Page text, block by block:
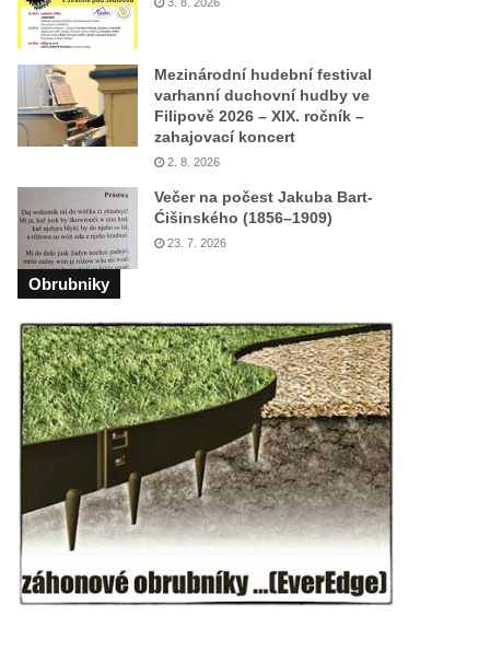
Mezinárodní hudební festival
varhanní duchovní hudby ve
Filipově 2026 – XIX. ročník –
zahajovací koncert
2. 8. 2026
Večer na počest Jakuba Bart-
Ćišinského (1856–1909)
23. 7. 2026
Obrubniky